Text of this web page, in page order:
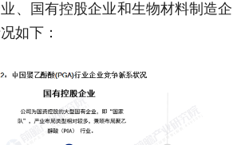
、国有控股企业和生物材料制造企
如下：